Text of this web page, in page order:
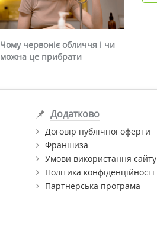
Чому червоніє обличчя і чи
можна це прибрати
Додатково
Договір публічної оферти
Франшиза
Умови використання сайту
Політика конфіденційності
Партнерська програма